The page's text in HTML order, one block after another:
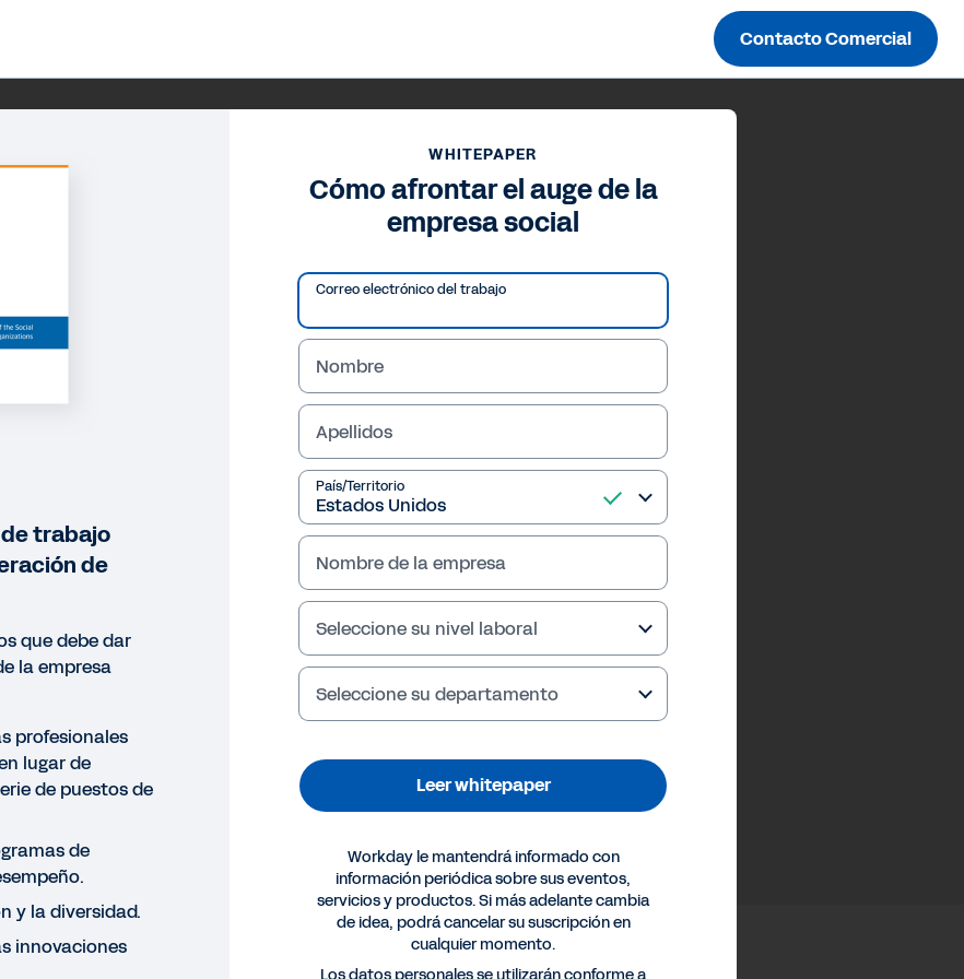
Contacto Comercial
WHITEPAPER
Cómo afrontar el auge de la
empresa social
Correo electrónico del trabajo
Nombre
Apellidos
País/Territorio
Nombre de la empresa
Seleccione su nivel laboral
Seleccione su departamento
Leer whitepaper
Workday le mantendrá informado con
información periódica sobre sus eventos,
servicios y productos. Si más adelante cambia
de idea, podrá cancelar su suscripción en
cualquier momento.
trabajo
de
que debe dar
la empresa
profesionales
lugar de
de puestos de
de
y la diversidad.
innovaciones